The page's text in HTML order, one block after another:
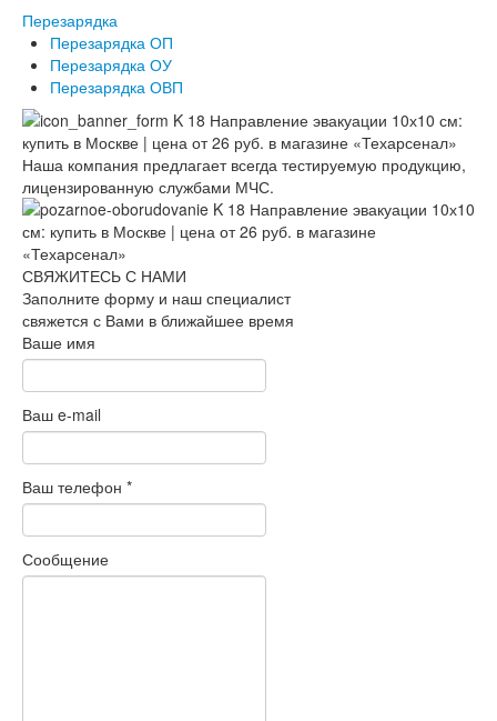
Перезарядка
Перезарядка ОП
Перезарядка ОУ
Перезарядка ОВП
Наша компания предлагает всегда тестируемую продукцию,
лицензированную службами МЧС.
СВЯЖИТЕСЬ С НАМИ
Заполните форму и наш специалист
свяжется с Вами в ближайшее время
Ваше имя
Ваш e-mail
Ваш телефон *
Сообщение